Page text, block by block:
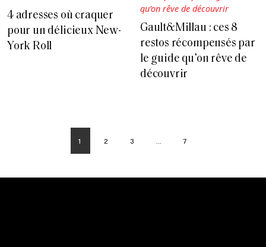
4 adresses où craquer
pour un délicieux New-
York Roll
Gault&Millau : ces 8
restos récompensés par
le guide qu’on rêve de
découvrir
1 2 3 … 7